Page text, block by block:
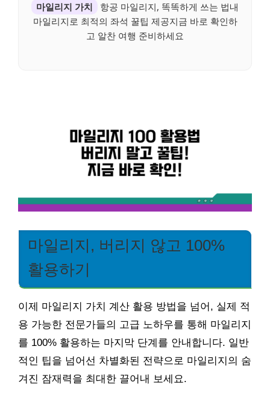
마일리지 가치
항공 마일리지, 똑똑하게 쓰는 법내
마일리지로 최적의 좌석 꿀팁 제공지금 바로 확인하
고 알찬 여행 준비하세요
마일리지, 버리지 않고 100%
활용하기
이제 마일리지 가치 계산 활용 방법을 넘어, 실제 적
용 가능한 전문가들의 고급 노하우를 통해 마일리지
를 100% 활용하는 마지막 단계를 안내합니다. 일반
적인 팁을 넘어선 차별화된 전략으로 마일리지의 숨
겨진 잠재력을 최대한 끌어내 보세요.